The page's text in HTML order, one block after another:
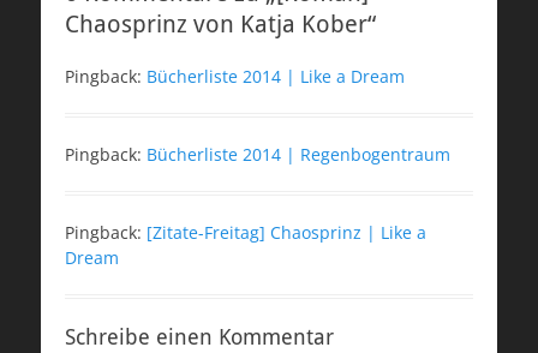
Chaosprinz von Katja Kober“
Pingback: Bücherliste 2014 | Like a Dream
Pingback: Bücherliste 2014 | Regenbogentraum
Pingback: [Zitate-Freitag] Chaosprinz | Like a
Dream
Schreibe einen Kommentar